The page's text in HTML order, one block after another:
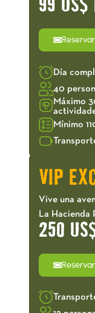
99 US$
Reservar
Día
40
Máximo
Mínimo
VIP
Vive una
La Hacienda
250
Reservar